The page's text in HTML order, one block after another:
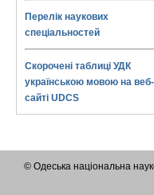
Перелік наукових
спеціальностей
Скорочені таблиці УДК
українською мовою на веб-
сайті UDCS
© Одеська національна